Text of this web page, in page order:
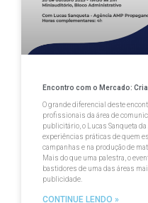
Encontro com o Mercado:
O grande diferencial deste
profissionais da área de
publicitário, o Lucas Sanqueta
experiências práticas de quem
campanhas e na produção de
Mais do que uma palestra, o
bastidores de uma das áreas
publicidade.
CONTINUE LENDO »